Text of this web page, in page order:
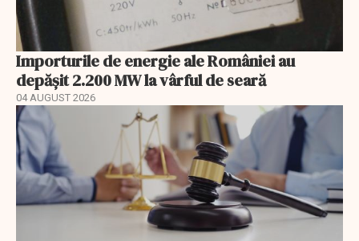
Importurile de energie ale României au
depășit 2.200 MW la vârful de seară
04 AUGUST 2026